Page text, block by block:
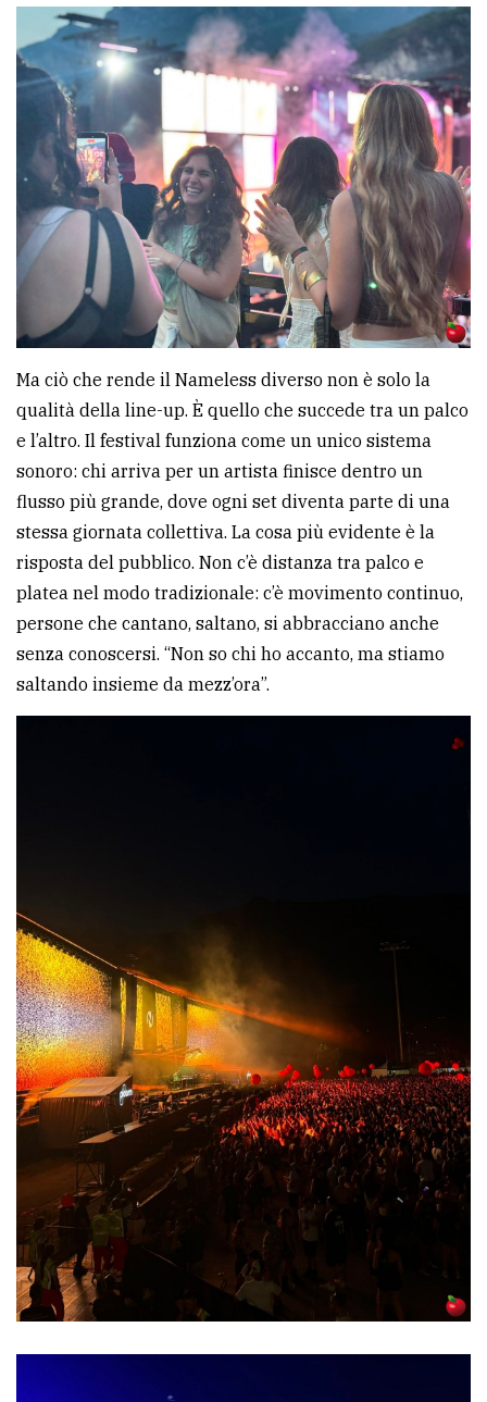
Ma ciò che rende il Nameless diverso non è solo la
qualità della line-up. È quello che succede tra un palco
e l’altro. Il festival funziona come un unico sistema
sonoro: chi arriva per un artista finisce dentro un
flusso più grande, dove ogni set diventa parte di una
stessa giornata collettiva. La cosa più evidente è la
risposta del pubblico. Non c’è distanza tra palco e
platea nel modo tradizionale: c’è movimento continuo,
persone che cantano, saltano, si abbracciano anche
senza conoscersi. “Non so chi ho accanto, ma stiamo
saltando insieme da mezz’ora”.